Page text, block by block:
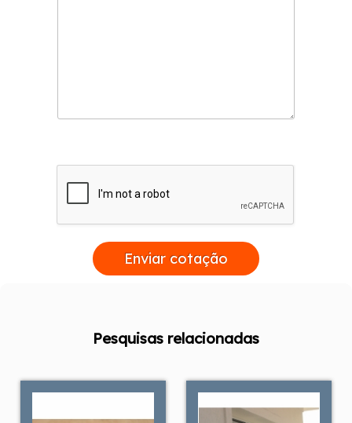
Enviar cotação
Pesquisas relacionadas